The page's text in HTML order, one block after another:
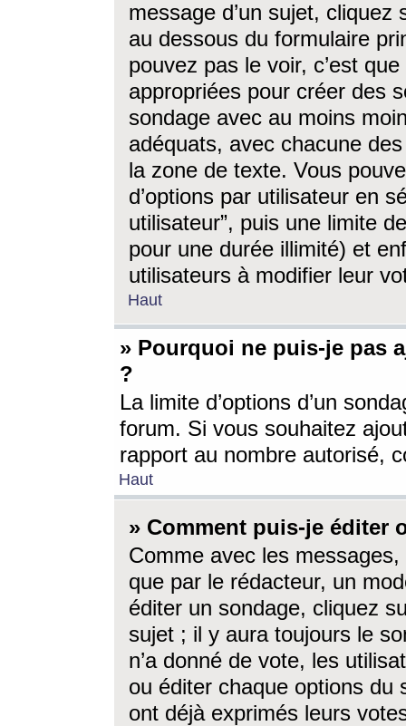
message d’un sujet, cliquez
au dessous du formulaire
pouvez pas le voir, c’est
appropriées pour créer des
sondage avec au moins
adéquats, avec chacune
la zone de texte. Vous
d’options par utilisateur en
utilisateur”, puis une limite
pour une durée illimité) et
utilisateurs à modifier leur
Haut
» Pourquoi ne puis-je pas
?
La limite d’options d’un
forum. Si vous souhaitez
rapport au nombre autorisé,
Haut
» Comment puis-je éditer
Comme avec les
que par le rédacteur, un
éditer un sondage, cliquez
sujet ; il y aura toujours le
n’a donné de vote, les
ou éditer chaque options du
ont déjà exprimés leurs